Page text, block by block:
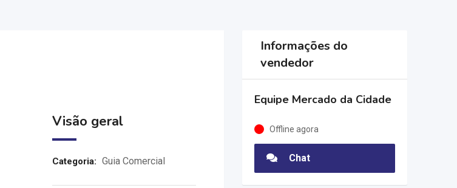
Visão geral
Categoria: Guia Comercial
Informações do
vendedor
Equipe Mercado da Cidade
Offline agora
Chat